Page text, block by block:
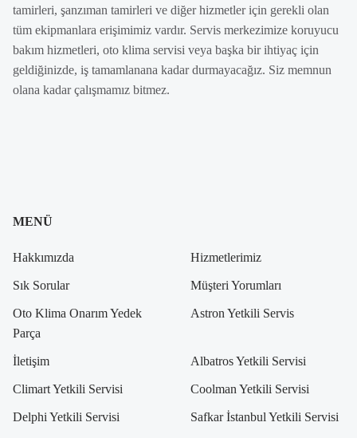
tamirleri, şanzıman tamirleri ve diğer hizmetler için gerekli olan
tüm ekipmanlara erişimimiz vardır. Servis merkezimize koruyucu
bakım hizmetleri, oto klima servisi veya başka bir ihtiyaç için
geldiğinizde, iş tamamlanana kadar durmayacağız. Siz memnun
olana kadar çalışmamız bitmez.
MENÜ
Hakkımızda Hizmetlerimiz
Sık Sorular Müşteri Yorumları
Oto Klima Onarım Yedek
Parça
Astron Yetkili Servis
İletişim Albatros Yetkili Servisi
Climart Yetkili Servisi Coolman Yetkili Servisi
Delphi Yetkili Servisi Safkar İstanbul Yetkili Servisi